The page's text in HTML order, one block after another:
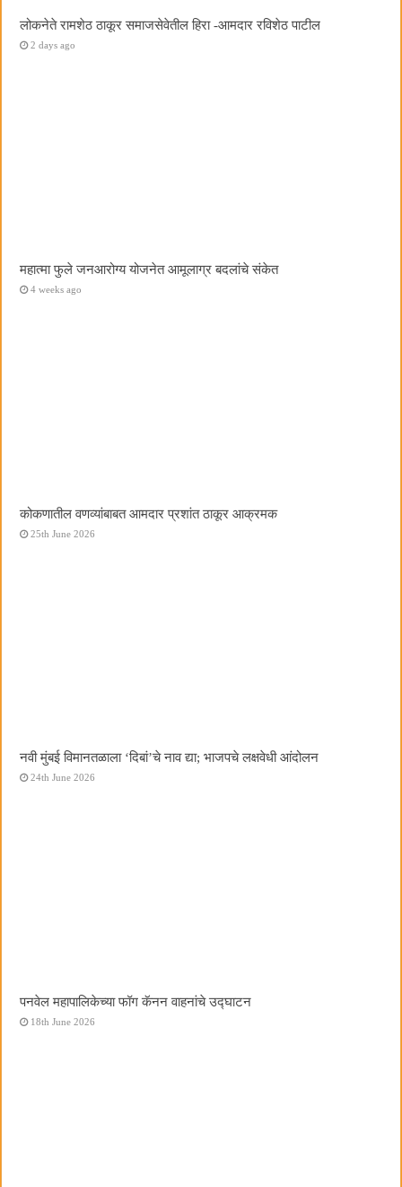
लोकनेते रामशेठ ठाकूर समाजसेवेतील हिरा -आमदार रविशेठ पाटील
2 days ago
महात्मा फुले जनआरोग्य योजनेत आमूलाग्र बदलांचे संकेत
4 weeks ago
कोकणातील वणव्यांबाबत आमदार प्रशांत ठाकूर आक्रमक
25th June 2026
नवी मुंबई विमानतळाला ‌‘दिबां‌’चे नाव द्या; भाजपचे लक्षवेधी आंदोलन
24th June 2026
पनवेल महापालिकेच्या फॉग कॅनन वाहनांचे उद्घाटन
18th June 2026